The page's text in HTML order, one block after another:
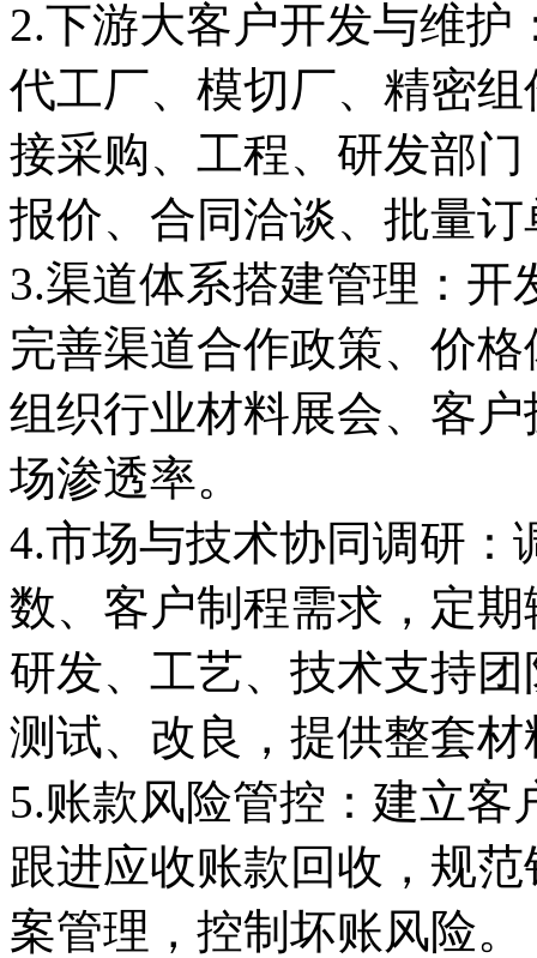
2.下游大客户开发与维
代工厂、模切厂、精密
接采购、工程、研发部
报价、合同洽谈、批量
3.渠道体系搭建管理：
完善渠道合作政策、价
组织行业材料展会、客
场渗透率。
4.市场与技术协同调研：
数、客户制程需求，定
研发、工艺、技术支持
测试、改良，提供整套
5.账款风险管控：建立
跟进应收账款回收，规
案管理，控制坏账风险。